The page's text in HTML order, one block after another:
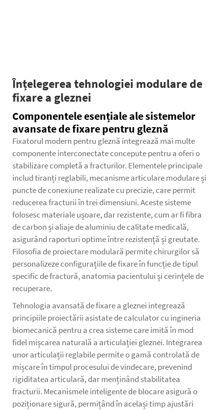
Înțelegerea tehnologiei modulare de
fixare a gleznei
Componentele esențiale ale sistemelor
avansate de fixare pentru gleznă
Fixatorul modern pentru gleznă integrează mai multe
componente interconectate concepute pentru a oferi o
stabilizare completă a fracturilor. Elementele principale
includ tiranți reglabili, mecanisme articulare modulare și
puncte de conexiune realizate cu precizie, care permit
reducerea fracturii în trei dimensiuni. Aceste sisteme
folosesc materiale ușoare, dar rezistente, cum ar fi fibra
de carbon și aliaje de aluminiu de calitate medicală,
asigurând raporturi optime între rezistență și greutate.
Filosofia de proiectare modulară permite chirurgilor să
personalizeze configurațiile de fixare în funcție de tipul
specific de fractură, anatomia pacientului și cerințele de
recuperare.
Tehnologia avansată de fixare a gleznei integrează
principiile proiectării asistate de calculator cu ingineria
biomecanică pentru a crea sisteme care imită în mod
fidel mișcarea naturală a articulației gleznei. Integrarea
unor articulații reglabile permite o gamă controlată de
mișcare în timpul procesului de vindecare, prevenind
rigiditatea articulară, dar menținând stabilitatea
fracturii. Mecanismele inteligente de blocare asigură o
poziționare sigură, permițând în același timp ajustări